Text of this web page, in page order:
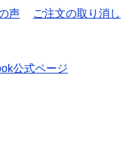
声 ご注文の取り消し
公式ページ